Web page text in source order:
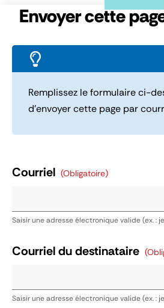
Panneau de gestion des cookies
Envoyer cette
Remplissez le formulaire ci-
d’envoyer cette page par
Courriel (obligatoire)
Saisir une adresse électronique valide (ex. :
Courriel du destinataire
Saisir une adresse électronique valide (ex. :